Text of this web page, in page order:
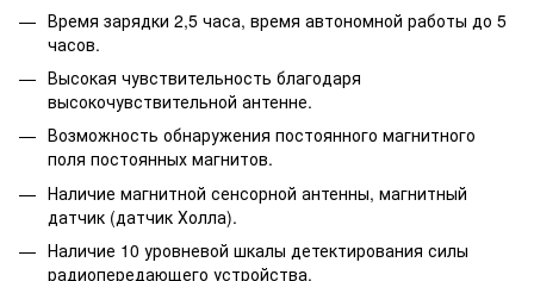
Время зарядки 2,5 часа, время автономной работы до 5
часов.
Высокая чувствительность благодаря
высокочувствительной антенне.
Возможность обнаружения постоянного магнитного
поля постоянных магнитов.
Наличие магнитной сенсорной антенны, магнитный
датчик (датчик Холла).
Наличие 10 уровневой шкалы детектирования силы
радиопередающего устройства.